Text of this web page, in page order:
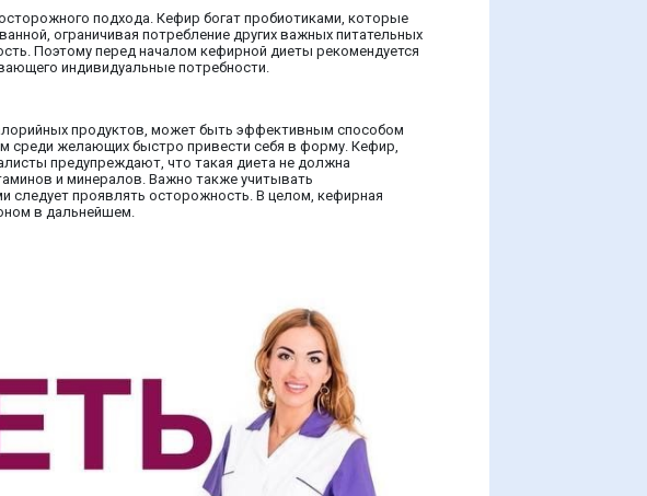
подхода. Кефир богат пробиотиками, которые
ограничивая потребление других важных питательных
Поэтому перед началом кефирной диеты рекомендуется
индивидуальные потребности.
продуктов, может быть эффективным способом
среди желающих быстро привести себя в форму. Кефир,
предупреждают, что такая диета не должна
и минералов. Важно также учитывать
следует проявлять осторожность. В целом, кефирная
в дальнейшем.